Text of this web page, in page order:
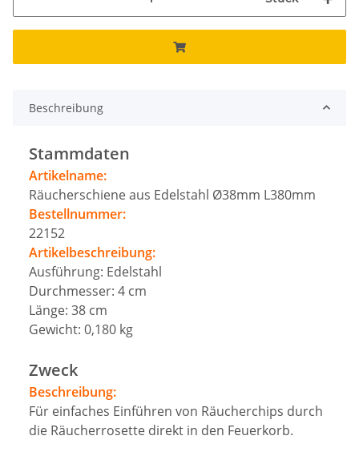
Beschreibung
Stammdaten
Artikelname:
Räucherschiene aus Edelstahl Ø38mm L380mm
Bestellnummer:
22152
Artikelbeschreibung:
Ausführung: Edelstahl
Durchmesser: 4 cm
Länge: 38 cm
Gewicht: 0,180 kg
Zweck
Beschreibung:
Für einfaches Einführen von Räucherchips durch
die Räucherrosette direkt in den Feuerkorb.